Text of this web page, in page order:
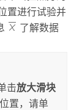
置进行试验并
了解数据
击放大滑块
置，请单